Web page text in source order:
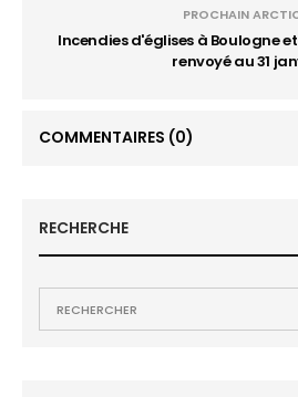
PROCHAIN
Incendies d'églises à Boulogne
renvoyé au 31
COMMENTAIRES (0)
RECHERCHE